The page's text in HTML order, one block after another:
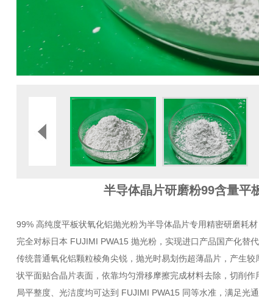
半导体晶片研磨粉99含量平
99% 高纯度平板状氧化铝抛光粉为半导体晶片专用精密研磨耗
完全对标日本 FUJIMI PWA15 抛光粉，实现进口产品国产化替
传统普通氧化铝颗粒棱角尖锐，抛光时易划伤超薄晶片，产生
状平面贴合晶片表面，依靠均匀滑移摩擦完成材料去除，切削
局平整度、光洁度均可达到 FUJIMI PWA15 同等水准，满足光